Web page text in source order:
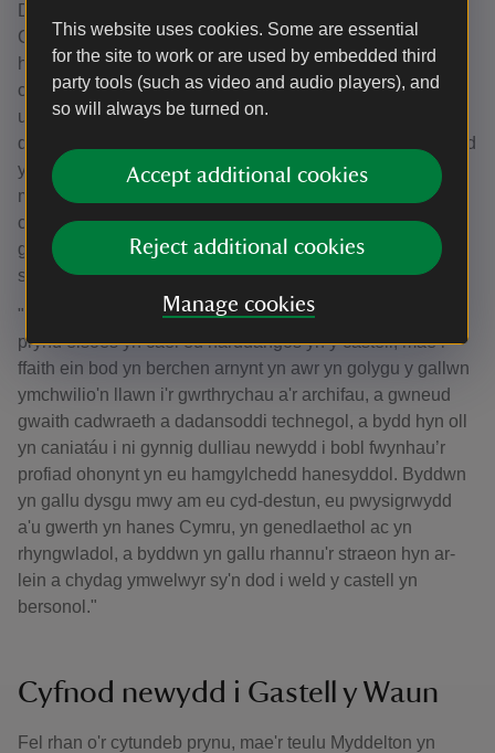
This website uses cookies. Some are essential
for the site to work or are used by embedded third
party tools (such as video and audio players), and
so will always be turned on.
Accept additional cookies
Reject additional cookies
Manage cookies
Dywedodd Karen George, Rheolwr y Tŷ a’r Casgliadau,
Castell y Waun: "Mae'r gwrthrychau hyn yn adlewyrchu
hanes gwleidyddol, masnachol a chymdeithasol
cenedlaethau o'r teulu hwn, ond hefyd teuluoedd ac
unigolion eraill sy'n gysylltiedig â'r castell. Mae eu
diddordebau artistig, cerddorol a llenyddol yn glir i'w gweld
ynghyd â’r modd y comisiynwyd yr enwau mwyaf yn y
maes pensaernïaeth ac addurno i ddylunio a diweddaru'r
castell. Mae'r cytundeb pryniant hwn yn cadarnhau
gwaddol teulu Myddelton wrth i ni barhau i adrodd y
straeon hyn.
"Er bod llawer o'r eitemau o’r casgliadau yr ydym wedi'u
prynu eisoes yn cael eu harddangos yn y castell, mae’r
ffaith ein bod yn berchen arnynt yn awr yn golygu y gallwn
ymchwilio'n llawn i'r gwrthrychau a'r archifau, a gwneud
gwaith cadwraeth a dadansoddi technegol, a bydd hyn oll
yn caniatáu i ni gynnig dulliau newydd i bobl fwynhau’r
profiad ohonynt yn eu hamgylchedd hanesyddol. Byddwn
yn gallu dysgu mwy am eu cyd-destun, eu pwysigrwydd
a'u gwerth yn hanes Cymru, yn genedlaethol ac yn
rhyngwladol, a byddwn yn gallu rhannu'r straeon hyn ar-
lein a chydag ymwelwyr sy'n dod i weld y castell yn
bersonol."
Cyfnod newydd i Gastell y Waun
Fel rhan o'r cytundeb prynu, mae'r teulu Myddelton yn